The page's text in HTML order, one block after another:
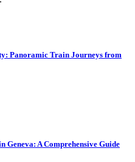
Panoramic Train Journeys from
Geneva: A Comprehensive Guide